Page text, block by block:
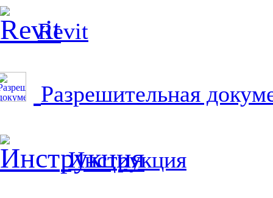
Revit
Разрешительная
Инструкция